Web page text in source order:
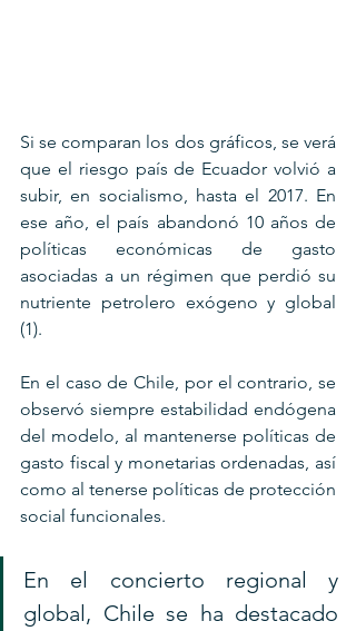
Si se comparan los dos gráficos, se verá
que el riesgo país de Ecuador volvió a
subir, en socialismo, hasta el 2017. En
ese año, el país abandonó 10 años de
políticas económicas de gasto
asociadas a un régimen que perdió su
nutriente petrolero exógeno y global
(1).
En el caso de Chile, por el contrario, se
observó siempre estabilidad endógena
del modelo, al mantenerse políticas de
gasto fiscal y monetarias ordenadas, así
como al tenerse políticas de protección
social funcionales.
En el concierto regional y
global, Chile se ha destacado